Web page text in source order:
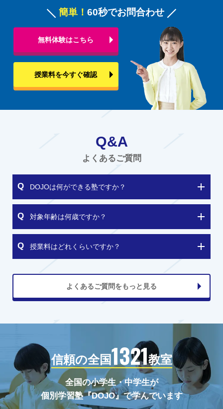
簡単！ 60秒でお問合わせ
無料体験はこちら
授業料を今すぐ確認
Q&A
よくあるご質問
DOJOは何ができる塾ですか？
対象年齢は何歳ですか？
授業料はどれくらいですか？
よくあるご質問をもっと見る
信頼の全国1321教室
全国の小学生・中学生が
個別学習塾『DOJO』で学んでいます